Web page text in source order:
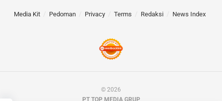
Media Kit Pedoman Privacy Terms Redaksi News Index
© 2026
PT TOP MEDIA GRUP